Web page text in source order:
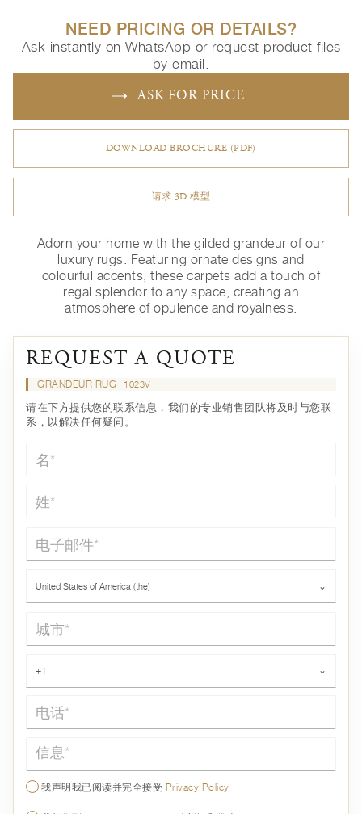
NEED PRICING OR DETAILS?
Ask instantly on WhatsApp or request product files
by email.
ASK FOR PRICE
DOWNLOAD BROCHURE (PDF)
请求 3D 模型
Adorn your home with the gilded grandeur of our
luxury rugs. Featuring ornate designs and
colourful accents, these carpets add a touch of
regal splendor to any space, creating an
atmosphere of opulence and royalness.
REQUEST A QUOTE
GRANDEUR RUG 1023V
请在下方提供您的联系信息，我们的专业销售团队将及时与您联
系，以解决任何疑问。
名*
姓*
电子邮件*
United States of America (the) ⌄
城市*
+1 ⌄
信息*
我声明我已阅读并完全接受 Privacy Policy